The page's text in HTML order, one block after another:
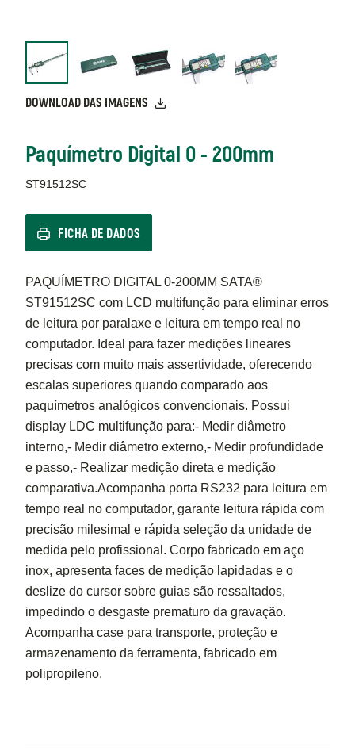
DOWNLOAD DAS IMAGENS
Paquímetro Digital 0 - 200mm
ST91512SC
FICHA DE DADOS
PAQUÍMETRO DIGITAL 0-200MM SATA®
ST91512SC com LCD multifunção para eliminar erros
de leitura por paralaxe e leitura em tempo real no
computador. Ideal para fazer medições lineares
precisas com muito mais assertividade, oferecendo
escalas superiores quando comparado aos
paquímetros analógicos convencionais. Possui
display LDC multifunção para:- Medir diâmetro
interno,- Medir diâmetro externo,- Medir profundidade
e passo,- Realizar medição direta e medição
comparativa.Acompanha porta RS232 para leitura em
tempo real no computador, garante leitura rápida com
precisão milesimal e rápida seleção da unidade de
medida pelo profissional. Corpo fabricado em aço
inox, apresenta faces de medição lapidadas e o
deslize do cursor sobre guias são ressaltados,
impedindo o desgaste prematuro da gravação.
Acompanha case para transporte, proteção e
armazenamento da ferramenta, fabricado em
polipropileno.